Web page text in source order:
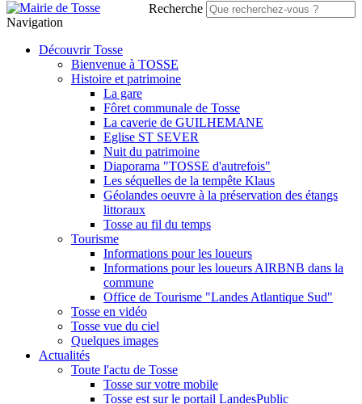
Recherche
Navigation
Découvrir Tosse
Bienvenue à TOSSE
Histoire et patrimoine
La gare
Fôret communale de Tosse
La caverie de GUILHEMANE
Eglise ST SEVER
Nuit du patrimoine
Diaporama "TOSSE d'autrefois"
Les séquelles de la tempête Klaus
Géolandes oeuvre à la préservation des étangs
littoraux
Tosse au fil du temps
Tourisme
Informations pour les loueurs
Informations pour les loueurs AIRBNB dans la
commune
Office de Tourisme "Landes Atlantique Sud"
Tosse en vidéo
Tosse vue du ciel
Quelques images
Actualités
Toute l'actu de Tosse
Tosse sur votre mobile
Tosse est sur le portail LandesPublic